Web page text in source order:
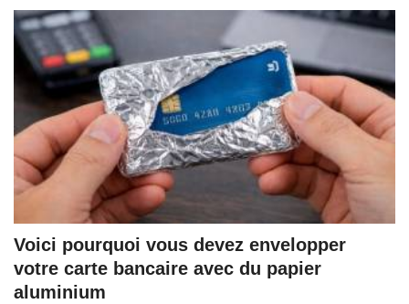
Voici pourquoi vous devez envelopper
votre carte bancaire avec du papier
aluminium